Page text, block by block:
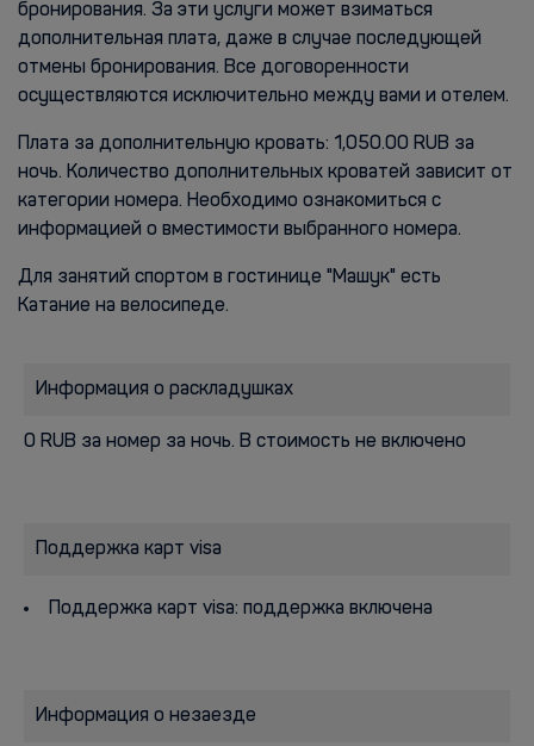
бронирования. За эти услуги может взиматься
дополнительная плата, даже в случае последующей
отмены бронирования. Все договоренности
осуществляются исключительно между вами и отелем.
Плата за дополнительную кровать: 1,050.00 RUB за
ночь. Количество дополнительных кроватей зависит от
категории номера. Необходимо ознакомиться с
информацией о вместимости выбранного номера.
Для занятий спортом в гостинице "Машук" есть
Катание на велосипеде.
Информация о раскладушках
0 RUB за номер за ночь. В стоимость не включено
Поддержка карт visa
Поддержка карт visa: поддержка включена
Информация о незаезде